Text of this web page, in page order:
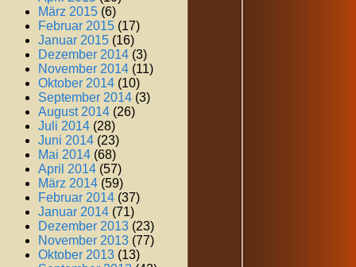
März 2015 (6)
Februar 2015 (17)
Januar 2015 (16)
Dezember 2014 (3)
November 2014 (11)
Oktober 2014 (10)
September 2014 (3)
August 2014 (26)
Juli 2014 (28)
Juni 2014 (23)
Mai 2014 (68)
April 2014 (57)
März 2014 (59)
Februar 2014 (37)
Januar 2014 (71)
Dezember 2013 (23)
November 2013 (77)
Oktober 2013 (13)